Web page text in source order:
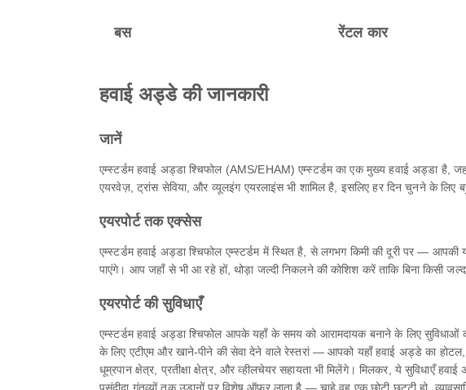
बस रेंटल कार
हवाई अड्डे की जानकारी
जानें
एम्स्टर्डम हवाई अड्डा श्चिफोल (AMS/EHAM) एम्स्टर्डम का एक मुख्य हवाई अड्डा है,
एयरवेज़, ट्रांस सेविया, और व्यूलइंग एयरलाइंस भी शामिल है, इसलिए हर दिन चुनने के लिए
एयरपोर्ट तक एक्सेस
एम्स्टर्डम हवाई अड्डा श्चिफोल एम्स्टर्डम में स्थित है, से लगभग किमी की दूरी पर —
पाएंगे। आप जहाँ से भी आ रहे हों, थोड़ा जल्दी निकलने की कोशिश करें ताकि बिना किसी
एयरपोर्ट की सुविधाएँ
एम्स्टर्डम हवाई अड्डा श्चिफोल आपके यहाँ के समय को आरामदायक बनाने के लिए
के लिए एटीएम और खाने-पीने की सेवा देने वाले रेस्तरां — आपको यहाँ हवाई अड्डे का होटल,
धूम्रपान क्षेत्र, प्रतीक्षा क्षेत्र, और व्हीलचेयर सहायता भी मिलेंगे। मिलकर, ये